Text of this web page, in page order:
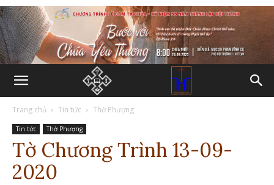
Trang chủ Tin tức Thờ Phượng
Tin tức Thờ Phượng
Tờ Chương Trình 13-09-
2020